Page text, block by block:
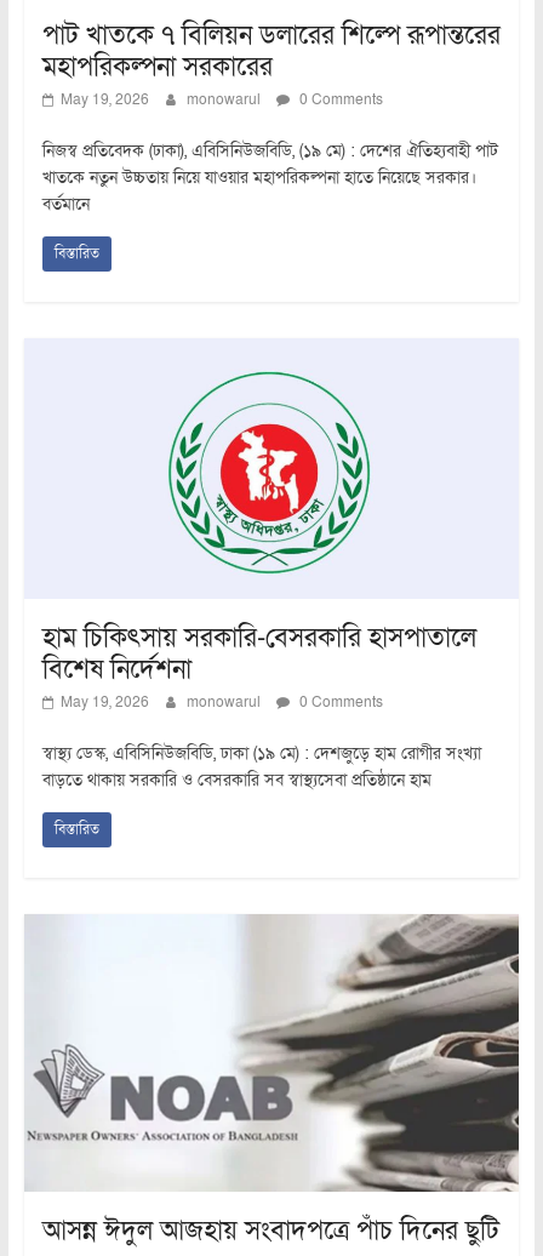
পাট খাতকে ৭ বিলিয়ন ডলারের শিল্পে রূপান্তরের
মহাপরিকল্পনা সরকারের
May 19, 2026 monowarul 0 Comments
নিজস্ব প্রতিবেদক (ঢাকা), এবিসিনিউজবিডি, (১৯ মে) : দেশের ঐতিহ্যবাহী পাট
খাতকে নতুন উচ্চতায় নিয়ে যাওয়ার মহাপরিকল্পনা হাতে নিয়েছে সরকার।
বর্তমানে
বিস্তারিত
হাম চিকিৎসায় সরকারি-বেসরকারি হাসপাতালে
বিশেষ নির্দেশনা
May 19, 2026 monowarul 0 Comments
স্বাস্থ্য ডেস্ক, এবিসিনিউজবিডি, ঢাকা (১৯ মে) : দেশজুড়ে হাম রোগীর সংখ্যা
বাড়তে থাকায় সরকারি ও বেসরকারি সব স্বাস্থ্যসেবা প্রতিষ্ঠানে হাম
বিস্তারিত
আসন্ন ঈদুল আজহায় সংবাদপত্রে পাঁচ দিনের ছুটি